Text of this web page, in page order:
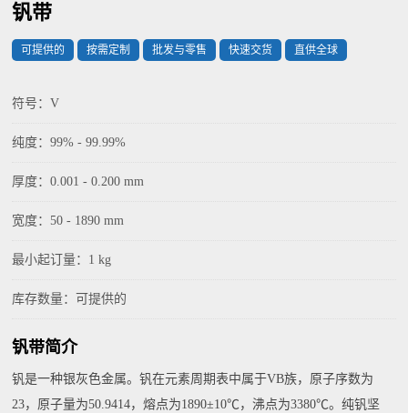
钒带
可提供的 按需定制 批发与零售 快速交货 直供全球
符号：V
纯度：99% - 99.99%
厚度：0.001 - 0.200 mm
宽度：50 - 1890 mm
最小起订量：1 kg
库存数量：可提供的
钒带简介
钒是一种银灰色金属。钒在元素周期表中属于VB族，原子序数为
23，原子量为50.9414，熔点为1890±10℃，沸点为3380℃。纯钒坚